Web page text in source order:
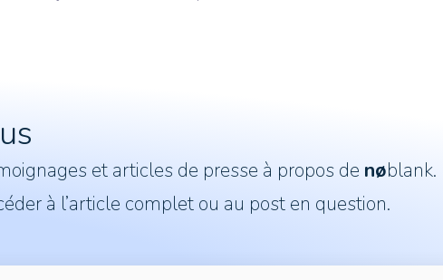
et articles de presse à propos de nøblank.
à l’article complet ou au post en question.